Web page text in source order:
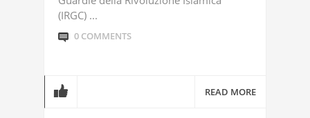
(IRGC) ...
0 COMMENTS
READ MORE